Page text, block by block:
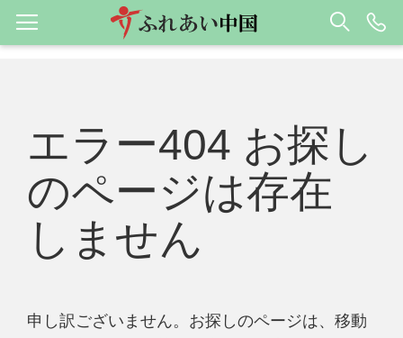
エラー404 お探し
のページは存在
しません
申し訳ございません。お探しのページは、移動